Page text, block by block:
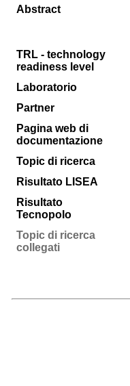
Abstract
TRL - technology
readiness level
Laboratorio
Partner
Pagina web di
documentazione
Topic di ricerca
Risultato LISEA
Risultato
Tecnopolo
Topic di ricerca
collegati